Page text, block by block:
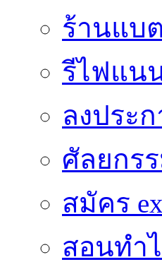
ร้านแบ
รีไฟแน
ลงประ
ศัลยกร
สมัคร
สอนทำ